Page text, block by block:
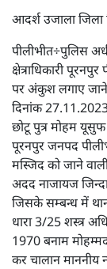
आदर्श उजाला जिला
पीलीभीत÷पुलिस
क्षेत्राधिकारी
पर अंकुश लगाए जाने
दिनांक
छोटू पुत्र मोहम
पूरनपुर जनपद
मस्जिद को जाने
अदद नाजायज
जिसके सम्बन्ध में
धारा 3/25 शस्त्र
1970 बनाम
कर चालान माननीय